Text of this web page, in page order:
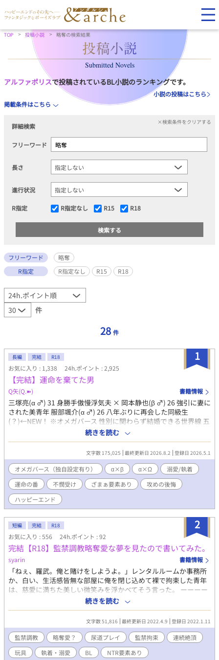
TOP 投稿小説 略奪の検索結果
Submitted Novels
アルファポリスで投稿されているBL小説のランキングです。
小説の投稿はこちら
掲載条件はこちら
詳細検索
×検索条件をクリアする
フリーワード
長さ
進行状況
R指定 R指定なし R15 R18
フリーワード
略奪
R指定
R指定なし R15 R18
件
28 件
1
長編 完結 R18
お気に入り : 1,338 24h.ポイント : 2,925
【完結】運命を棄てた男
Q矢(Q.➽) 書籍情報
三塚亮(α ♂) 31 身勝手傲慢浮気夫 × 岡本静也(β ♂) 26 強引に妻に
された美青年 服部颯介(α ♂) 26 八年ぶりに再会した同級生
(？)←NEW！ ※オメガバース 性別に関わらず結婚できる世界線 五
年前、大学生だった岡本静也（β）は、インターンに入った会社
で、αの三塚 亮に一目惚れされ、猛烈なアプローチを受けた。 異
性愛者であり遠恋の彼女も居た静也は、それを理由に三塚の告白
を断り続けたが、ある時三塚に酒に酔わされ、抱かれてしまう。
既成事実を作る事に成功した三塚は、強引に静也を略奪、結婚。
しかし熱愛は続かず、三塚は愛人を囲い始める。しかも相手はΩ
で、三塚と番になって子どもを産む事を望んでいた。 バース法に
より、婚姻外の番契約は禁止されている。可愛い愛人の願いを叶
える為には、まず静也と離婚しなくてはならない。 そうして結婚
人に目が眩む三塚は、この先で自分を待つ恐ろしい運命など、想
像すらできずにいたが……。 手段を選ばず生きてきた傲慢浮気
男・三塚の末路とは。 そして捨てられた静也の、意外な未来と
は。 ※お詫び 17話のラスト、三年ではなく五年の間違いです！明
らかなうっかりミスです！ お詫びして訂正いたしますm(_ _)m
続きを読む
文字数 175,025 最終更新日 2026.8.2 登録日 2026.5.1
オメガバース（独自設定有り） α×β α×Ω
溺愛/執着
運命の番
不憫受け ざまぁ要素あり
攻めの後悔
ハッピーエンド
2
短編 完結 R18
お気に入り : 556 24h.ポイント : 92
完結【R18】監禁調教略奪愛な夢を見たので書いてみた。
syarin 書籍情報
「ねぇ、羅武。俺と賭けをしようよ。」レンタルルームか事務所
か、白い、生活感皆無な部屋に俺を閉じ込めて裸で拘束した青年
は、慈愛に満ちた美しい微笑みを浮かべてそう言った。 ーーーー
ーーーーーーーーー 監禁野郎×粘着野郎で、オモチャ責めが中心
の何でもアリのバーリトゥードです。 新年早々監禁調教略奪愛的
R18BLな夢を見たので小説にしてみました。原作夢故、設定色々
ふわふわですが、許して下さい。 1/12 20時96位！21時88位！
1/13 72位！何か上がったり下がったりで1/17 68位！ ホットラン
キング入りしました！ありがとうございます( ´ ▽ ` ) お気に入り
200越え！ありがとうございます！
続きを読む
文字数 51,816 最終更新日 2022.4.9 登録日 2022.1.11
監禁調教 略奪愛？ 尿道プレイ 監禁拘束
連続絶頂
玩具
執着・溺愛 BL NTR要素あり